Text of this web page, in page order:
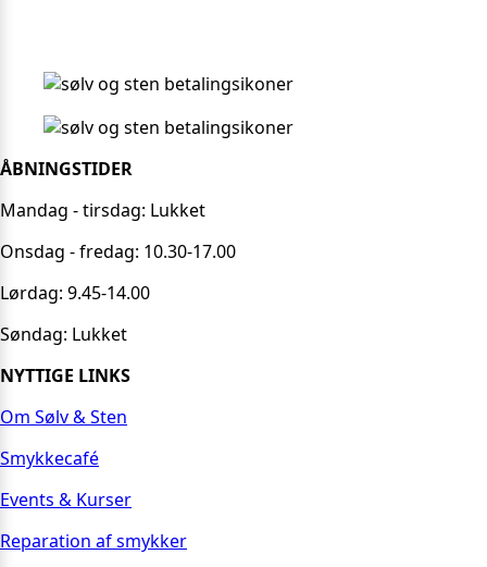
ÅBNINGSTIDER
Mandag - tirsdag: Lukket
Onsdag - fredag: 10.30-17.00
Lørdag: 9.45-14.00
Søndag: Lukket
NYTTIGE LINKS
Om Sølv & Sten
Smykkecafé
Events & Kurser
Reparation af smykker